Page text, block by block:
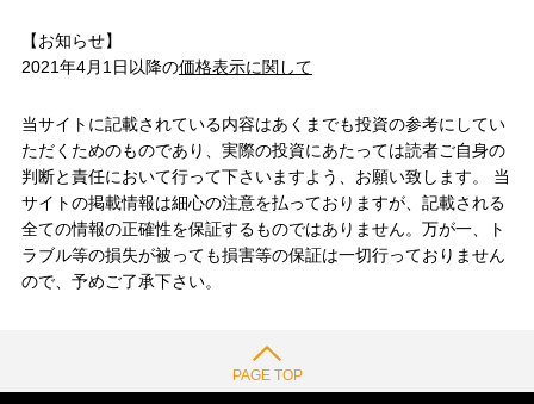
【お知らせ】
2021年4月1日以降の価格表示に関して
当サイトに記載されている内容はあくまでも投資の参考にしてい
ただくためのものであり、実際の投資にあたっては読者ご自身の
判断と責任において行って下さいますよう、お願い致します。 当
サイトの掲載情報は細心の注意を払っておりますが、記載される
全ての情報の正確性を保証するものではありません。万が一、ト
ラブル等の損失が被っても損害等の保証は一切行っておりません
ので、予めご了承下さい。
PAGE TOP